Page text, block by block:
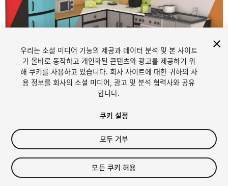
1/ 7
$4.99
세금/부가세는 결제 시 반영됩니다.
우리는 소셜 미디어 기능의 제공과 데이터 분석 및 본 사이트
가 올바로 동작하고 개인화된 콘텐츠와 광고를 제공하기 위
해 쿠키를 사용하고 있습니다. 회사 사이트에 대한 귀하의 사
용 정보를 회사의 소셜 미디어, 광고 및 분석 협력사와 공유
합니다.
쿠키 설정
모두 거부
모든 쿠키 허용